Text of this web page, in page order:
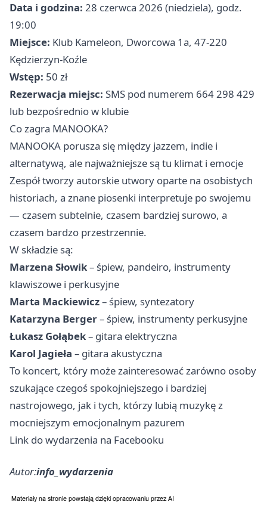
Data i godzina: 28 czerwca 2026 (niedziela), godz.
19:00
Miejsce: Klub Kameleon, Dworcowa 1a, 47-220
Kędzierzyn-Koźle
Wstęp: 50 zł
Rezerwacja miejsc: SMS pod numerem 664 298 429
lub bezpośrednio w klubie
Co zagra MANOOKA?
MANOOKA porusza się między jazzem, indie i
alternatywą, ale najważniejsze są tu klimat i emocje
Zespół tworzy autorskie utwory oparte na osobistych
historiach, a znane piosenki interpretuje po swojemu
— czasem subtelnie, czasem bardziej surowo, a
czasem bardzo przestrzennie.
W składzie są:
Marzena Słowik– śpiew, pandeiro, instrumenty
klawiszowe i perkusyjne
Marta Mackiewicz– śpiew, syntezatory
Katarzyna Berger– śpiew, instrumenty perkusyjne
Łukasz Gołąbek– gitara elektryczna
Karol Jagieła – gitara akustyczna
To koncert, który może zainteresować zarówno osoby
szukające czegoś spokojniejszego i bardziej
nastrojowego, jak i tych, którzy lubią muzykę z
mocniejszym emocjonalnym pazurem
Link do wydarzenia na Facebooku
Autor:info_wydarzenia